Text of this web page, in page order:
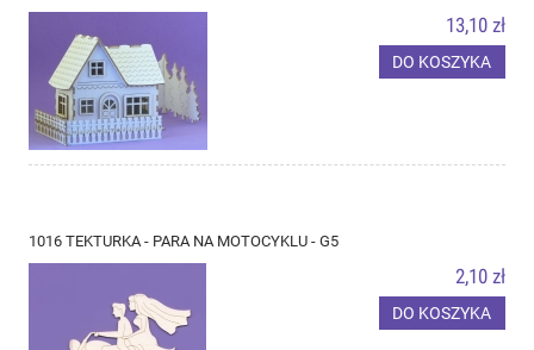
13,10 zł
DO KOSZYKA
1016 TEKTURKA - PARA NA MOTOCYKLU - G5
2,10 zł
DO KOSZYKA